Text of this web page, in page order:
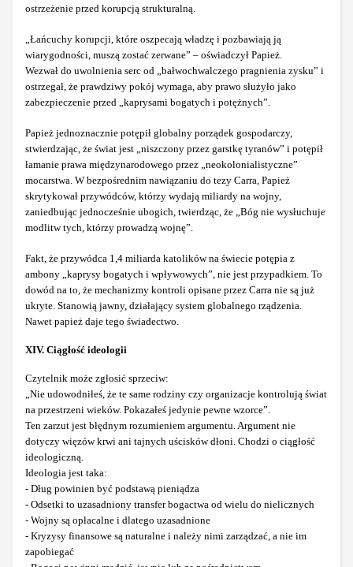
ostrzeżenie przed korupcją strukturalną.
„Łańcuchy korupcji, które oszpecają władzę i pozbawiają ją
wiarygodności, muszą zostać zerwane” – oświadczył Papież.
Wezwał do uwolnienia serc od „bałwochwalczego pragnienia zysku” i
ostrzegał, że prawdziwy pokój wymaga, aby prawo służyło jako
zabezpieczenie przed „kaprysami bogatych i potężnych”.
Papież jednoznacznie potępił globalny porządek gospodarczy,
stwierdzając, że świat jest „niszczony przez garstkę tyranów” i potępił
łamanie prawa międzynarodowego przez „neokolonialistyczne”
mocarstwa. W bezpośrednim nawiązaniu do tezy Carra, Papież
skrytykował przywódców, którzy wydają miliardy na wojny,
zaniedbując jednocześnie ubogich, twierdząc, że „Bóg nie wysłuchuje
modlitw tych, którzy prowadzą wojnę”.
Fakt, że przywódca 1,4 miliarda katolików na świecie potępia z
ambony „kaprysy bogatych i wpływowych”, nie jest przypadkiem. To
dowód na to, że mechanizmy kontroli opisane przez Carra nie są już
ukryte. Stanowią jawny, działający system globalnego rządzenia.
Nawet papież daje tego świadectwo.
XIV. Ciągłość ideologii
Czytelnik może zgłosić sprzeciw:
„Nie udowodniłeś, że te same rodziny czy organizacje kontrolują świat
na przestrzeni wieków. Pokazałeś jedynie pewne wzorce”.
Ten zarzut jest błędnym rozumieniem argumentu. Argument nie
dotyczy więzów krwi ani tajnych uścisków dłoni. Chodzi o ciągłość
ideologiczną.
Ideologia jest taka:
- Dług powinien być podstawą pieniądza
- Odsetki to uzasadniony transfer bogactwa od wielu do nielicznych
- Wojny są opłacalne i dlatego uzasadnione
- Kryzysy finansowe są naturalne i należy nimi zarządzać, a nie im
zapobiegać